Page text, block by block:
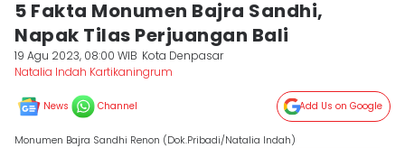
5 Fakta Monumen Bajra Sandhi,
Napak Tilas Perjuangan Bali
19 Agu 2023, 08:00 WIB Kota Denpasar
Natalia Indah Kartikaningrum
News Channel Add Us on Google
Monumen Bajra Sandhi Renon (Dok.Pribadi/Natalia Indah)